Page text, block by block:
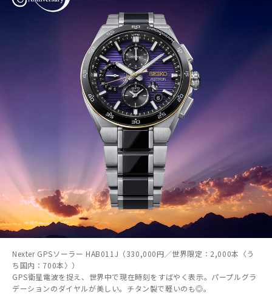
Nexter GPSソーラー HAB011J（330,000円／世界限定：2,000本〈う
ち国内：700本〉）
GPS衛星電波を捉え、世界中で現在時刻をすばやく表示。パープルグラ
デーションのダイヤルが美しい。チタン製で軽いのも◎。